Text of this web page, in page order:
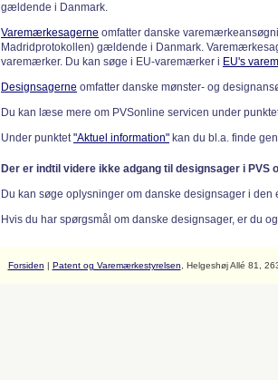
gældende i Danmark.
Varemærkesagerne omfatter danske
Madridprotokollen) gældende i Danmark.
varemærker. Du kan søge i EU-varemærker i EU's
Designsagerne omfatter danske mønster- og
Du kan læse mere om PVSonline servicen under
Under punktet"Aktuel information" kan du bl.a. finde
Der er indtil videre ikke adgang til designsager i PVS
Du kan søge oplysninger om danske designsager i
Hvis du har spørgsmål om danske designsager, er du
Forsiden | Patent og Varemærkestyrelsen , Helgeshøj Allé 81,